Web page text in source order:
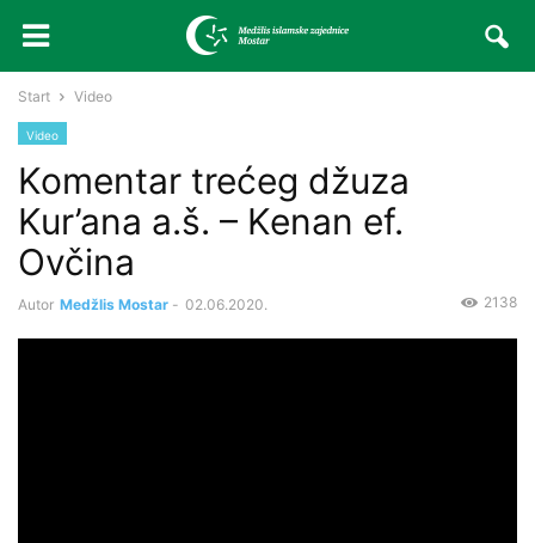
Start Video
Video
Komentar trećeg džuza
Kur’ana a.š. – Kenan ef.
Ovčina
Autor Medžlis Mostar - 02.06.2020. 2138